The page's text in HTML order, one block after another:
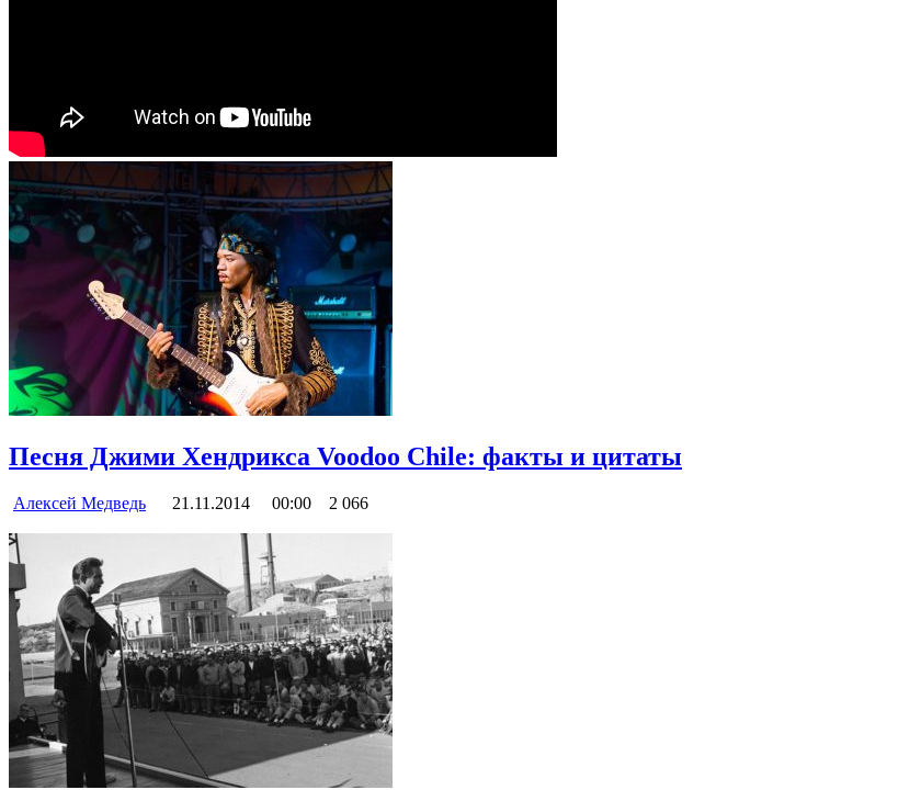
Песня Джими Хендрикса Voodoo Chile: факты и цитаты
Алексей Медведь 21.11.2014 00:00 2 066